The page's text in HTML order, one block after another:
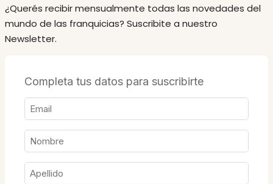
¿Querés recibir mensualmente todas las novedades del
mundo de las franquicias? Suscribite a nuestro
Newsletter.
Completa tus datos para suscribirte